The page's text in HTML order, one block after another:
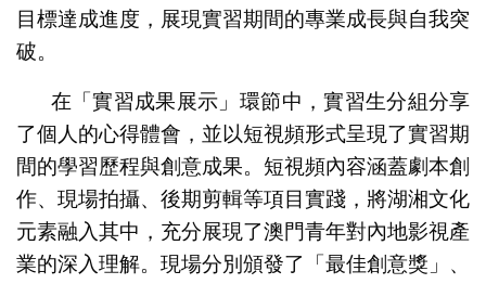
目標達成進度，展現實習期間的專業成長與自我突
破。
在「實習成果展示」環節中，實習生分組分享
了個人的心得體會，並以短視頻形式呈現了實習期
間的學習歷程與創意成果。短視頻內容涵蓋劇本創
作、現場拍攝、後期剪輯等項目實踐，將湖湘文化
元素融入其中，充分展現了澳門青年對內地影視產
業的深入理解。現場分別頒發了「最佳創意獎」、